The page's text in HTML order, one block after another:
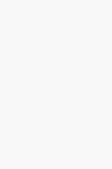
ta
email.
ca adresa de